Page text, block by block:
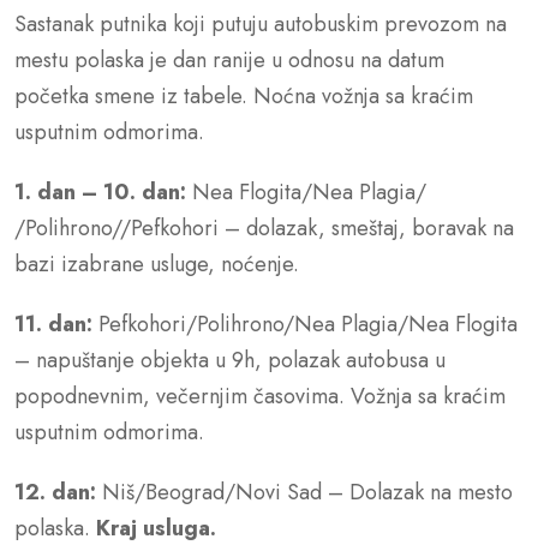
Sastanak putnika koji putuju autobuskim prevozom na
mestu polaska je dan ranije u odnosu na datum
početka smene iz tabele. Noćna vožnja sa kraćim
usputnim odmorima.
1. dan – 10. dan: Nea Flogita/Nea Plagia/
/Polihrono//Pefkohori – dolazak, smeštaj, boravak na
bazi izabrane usluge, noćenje.
11. dan: Pefkohori/Polihrono/Nea Plagia/Nea Flogita
– napuštanje objekta u 9h, polazak autobusa u
popodnevnim, večernjim časovima. Vožnja sa kraćim
usputnim odmorima.
12. dan: Niš/Beograd/Novi Sad – Dolazak na mesto
polaska. Kraj usluga.